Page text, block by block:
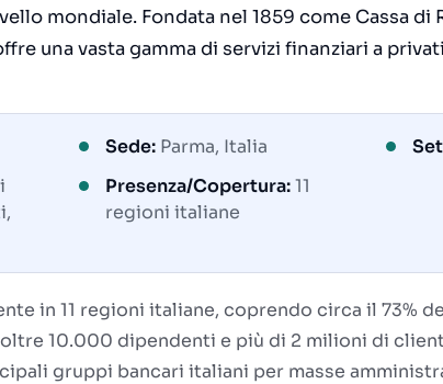
mondiale. Fondata nel 1859 come Cassa di
una vasta gamma di servizi finanziari a
Sede:Parma, Italia
Presenza/Copertura:11
regioni italiane
in 11 regioni italiane, coprendo circa il 73%
oltre 10.000 dipendenti e più di 2 milioni di
gruppi bancari italiani per masse